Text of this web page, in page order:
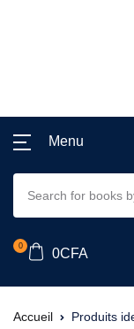
Menu
0
0CFA
Accueil Produits